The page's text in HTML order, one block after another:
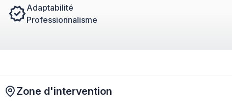
Adaptabilité
Professionnalisme
Zone d'intervention